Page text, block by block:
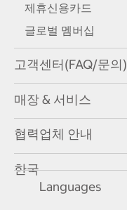
제휴신용카드
글로벌 멤버십
고객센터(FAQ/문의)
매장 & 서비스
협력업체 안내
한국
Languages